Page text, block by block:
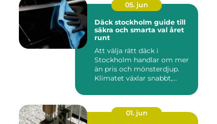
05. jun
Däck stockholm guide till
säkra och smarta val året
runt
Att välja rätt däck i
Stockholm handlar om mer
än pris och mönsterdjup.
Klimatet växlar snabbt,
01. jun